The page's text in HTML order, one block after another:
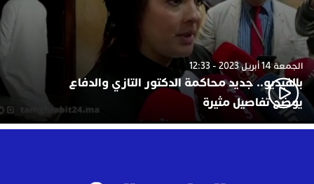
الجمعة 14 أبريل 2023 - 12:33
بالفيديو.. جديد محاكمة الدكتور التازي والدفاع
يوضح تفاصيل مثيرة